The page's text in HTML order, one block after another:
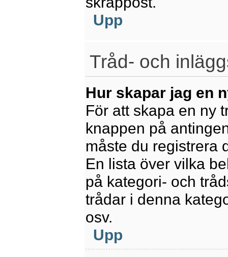
Upp
Tråd- och
Hur skapar jag en
För att skapa en ny
knappen på
måste du registrera
En lista över vilka
på kategori- och
trådar i denna
osv.
Upp